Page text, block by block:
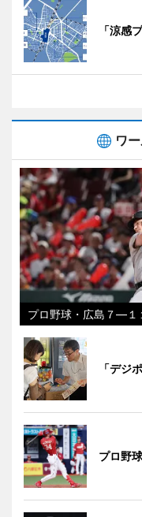
「涼感
ワ
プロ野球・広島７―１
「デジ
プロ野